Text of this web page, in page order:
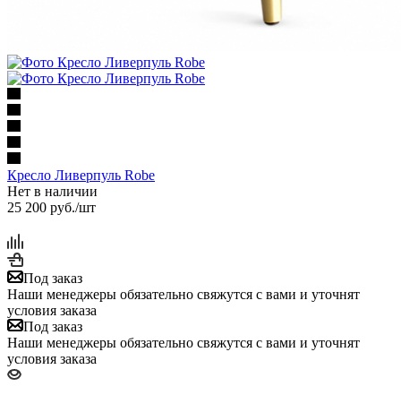
Кресло Ливерпуль Robe
Нет в наличии
25 200 руб./шт
Под заказ
Наши менеджеры обязательно свяжутся с вами и уточнят
условия заказа
Под заказ
Наши менеджеры обязательно свяжутся с вами и уточнят
условия заказа